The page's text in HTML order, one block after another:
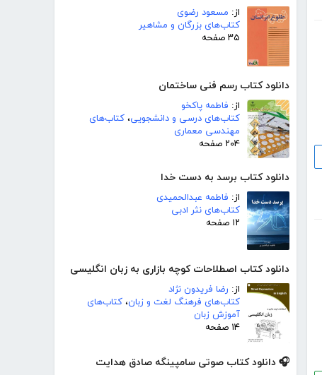
از: مسعود رضوی
کتاب‌های بزرگان و مشاهیر
۳۵ صفحه
دانلود کتاب رسم فنی ساختمان
از: فاطمه پاکخو
کتاب‌های درسی و دانشجویی، کتاب‌های
مهندسی معماری
۲۰۴ صفحه
دانلود کتاب برسد به دست خدا
از: فاطمه عبدالحمیدی
کتاب‌های نثر ادبی
۱۲ صفحه
دانلود کتاب اصطلاحات کوچه بازاری به زبان انگلیسی
از: رضا فریدون نژاد
کتاب‌های فرهنگ لغت و زبان، کتاب‌های
آموزش زبان
۱۴ صفحه
🎧 دانلود کتاب صوتی سامپینگه صادق هدایت